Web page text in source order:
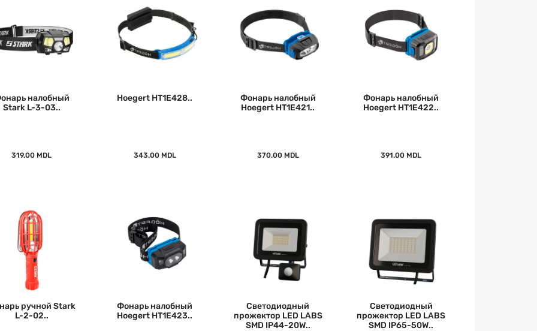
налобный
Stark L-3-03..
319.00 MDL
Hoegert HT1E428..
343.00 MDL
Фонарь налобный
Hoegert HT1E421..
370.00 MDL
Фонарь налобный
Hoegert HT1E422..
391.00 MDL
ручной Stark
L-2-02..
Фонарь налобный
Hoegert HT1E423..
Светодиодный
прожектор LED LABS
SMD IP44-20W..
Светодиодный
прожектор LED LABS
SMD IP65-50W..